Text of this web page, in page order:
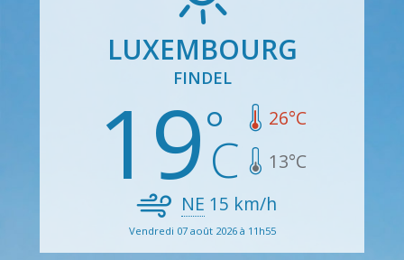
LUXEMBOURG
FINDEL
19 26°C
13°C
NE 15 km/h
Vendredi 07 août 2026 à 11h55